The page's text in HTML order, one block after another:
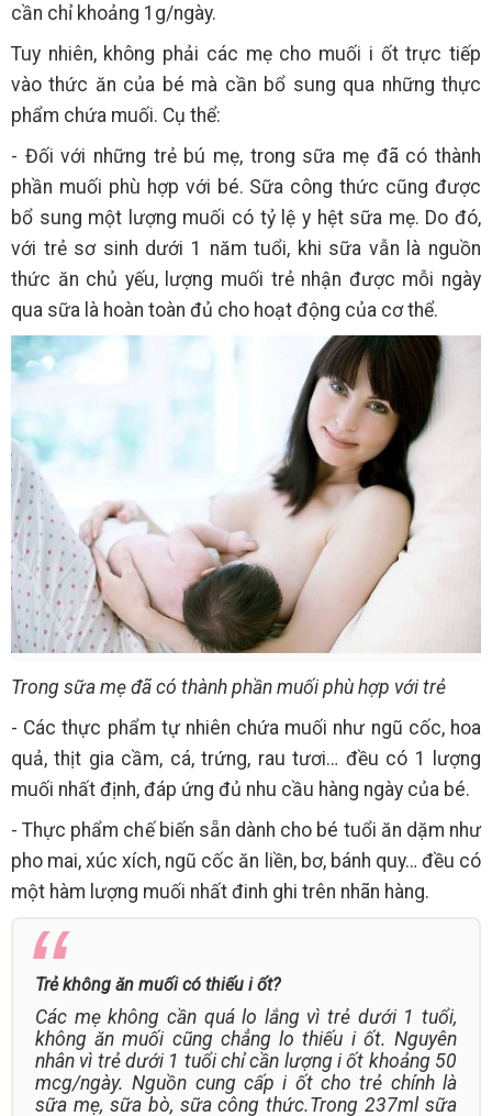
cần chỉ khoảng 1g/ngày.
Tuy nhiên, không phải các mẹ cho muối i ốt trực tiếp
vào thức ăn của bé mà cần bổ sung qua những thực
phẩm chứa muối. Cụ thể:
- Đối với những trẻ bú mẹ, trong sữa mẹ đã có thành
phần muối phù hợp với bé. Sữa công thức cũng được
bổ sung một lượng muối có tỷ lệ y hệt sữa mẹ. Do đó,
với trẻ sơ sinh dưới 1 năm tuổi, khi sữa vẫn là nguồn
thức ăn chủ yếu, lượng muối trẻ nhận được mỗi ngày
qua sữa là hoàn toàn đủ cho hoạt động của cơ thể.
Trong sữa mẹ đã có thành phần muối phù hợp với trẻ
- Các thực phẩm tự nhiên chứa muối như ngũ cốc, hoa
quả, thịt gia cầm, cá, trứng, rau tươi… đều có 1 lượng
muối nhất định, đáp ứng đủ nhu cầu hàng ngày của bé.
- Thực phẩm chế biến sẵn dành cho bé tuổi ăn dặm như
pho mai, xúc xích, ngũ cốc ăn liền, bơ, bánh quy… đều có
một hàm lượng muối nhất đinh ghi trên nhãn hàng.
Trẻ không ăn muối có thiếu i ốt?
Các mẹ không cần quá lo lắng vì trẻ dưới 1 tuổi,
không ăn muối cũng chẳng lo thiếu i ốt. Nguyên
nhân vì trẻ dưới 1 tuổi chỉ cần lượng i ốt khoảng 50
mcg/ngày. Nguồn cung cấp i ốt cho trẻ chính là
sữa mẹ, sữa bò, sữa công thức.Trong 237ml sữa